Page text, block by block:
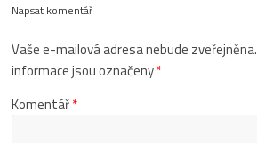
Napsat komentář
Vaše e-mailová adresa nebude zveřejněna.
informace jsou označeny*
Komentář*